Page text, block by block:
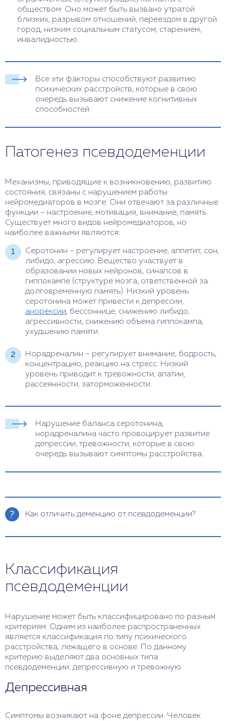
обществом. Оно может быть вызвано утратой
близких, разрывом отношений, переездом в другой
город, низким социальным статусом, старением,
инвалидностью.
Все эти факторы способствуют развитию
психических расстройств, которые в свою
очередь вызывают снижение когнитивных
способностей.
Патогенез псевдодеменции
Механизмы, приводящие к возникновению, развитию
состояния, связаны с нарушением работы
нейромедиаторов в мозге. Они отвечают за различные
функции – настроение, мотивация, внимание, память.
Существует много видов нейромедиаторов, но
наиболее важными являются:
Серотонин – регулирует настроение, аппетит, сон,
либидо, агрессию. Вещество участвует в
образовании новых нейронов, синапсов в
гиппокампе (структуре мозга, ответственной за
долговременную память). Низкий уровень
серотонина может привести к депрессии,
анорексии, бессоннице, снижению либидо,
агрессивности, снижению объема гиппокампа,
ухудшению памяти.
Норадреналин – регулирует внимание, бодрость,
концентрацию, реакцию на стресс. Низкий
уровень приводит к тревожности, апатии,
рассеянности, заторможенности.
Нарушение баланса серотонина,
норадреналина часто провоцирует развитие
депрессии, тревожности, которые в свою
очередь вызывают симптомы расстройства.
Как отличить деменцию от псевдодеменции?
Деменция и псевдодеменция – состояния, при
деменция и псевдодеменция имеют разные
причины, отличаются по ряду признаков. Для
распознавания можно обратить внимание на
расстройство), динамика (прогрессирующее или
обратимое), характер ухудшения когнитивных
функций (постепенное или неравномерное),
эмоциональное состояние человека (апатичное
или депрессивное). Однако для точной
диагностики необходимо обратиться к
психологу.
Классификация
псевдодеменции
Нарушение может быть классифицировано по разным
критериям. Одним из наиболее распространенных
является классификация по типу психического
расстройства, лежащего в основе. По данному
критерию выделяют два основных типа
псевдодеменции: депрессивную и тревожную.
Депрессивная
Симптомы возникают на фоне депрессии. Человек